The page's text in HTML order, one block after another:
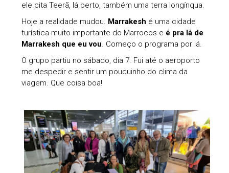
ele cita Teerã, lá perto, também uma terra longínqua.
Hoje a realidade mudou. Marrakesh é uma cidade
turística muito importante do Marrocos e é pra lá de
Marrakesh que eu vou. Começo o programa por lá.
O grupo partiu no sábado, dia 7. Fui até o aeroporto
me despedir e sentir um pouquinho do clima da
viagem. Que coisa boa!